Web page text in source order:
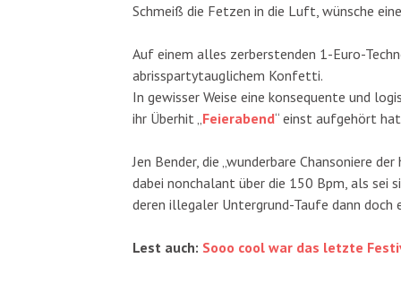
Schmeiß die Fetzen in die Luft, wünsche
Auf einem alles zerberstenden 1-Euro-
abrisspartytauglichem Konfetti.
In gewisser Weise eine konsequente und
ihr Überhit „ Feierabend“ einst aufgehört
Jen Bender, die „wunderbare Chansoniere
dabei nonchalant über die 150 Bpm, als sei
deren illegaler Untergrund-Taufe dann doch
Lest auch: Sooo cool war das letzte